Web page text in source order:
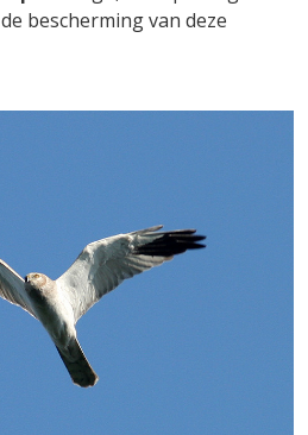
bescherming van deze